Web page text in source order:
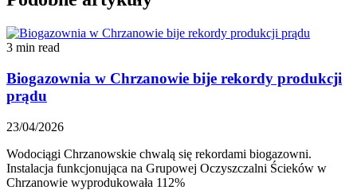
3 min read
Biogazownia w Chrzanowie bije rekordy produkcji
prądu
23/04/2026
Wodociągi Chrzanowskie chwalą się rekordami biogazowni.
Instalacja funkcjonująca na Grupowej Oczyszczalni Ścieków w
Chrzanowie wyprodukowała 112%